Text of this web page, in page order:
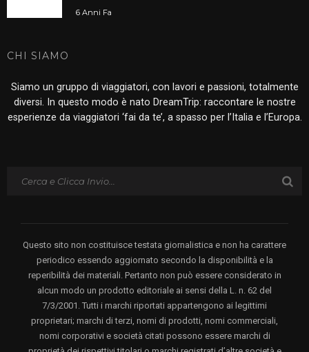
6 Anni Fa
CHI SIAMO
Siamo un gruppo di viaggiatori, con lavori e passioni, totalmente
diversi. In questo modo è nato DreamTrip: raccontare le nostre
esperienze da viaggiatori ‘fai da te’, a spasso per l’Italia e l’Europa.
Questo sito non costituisce testata giornalistica e non ha carattere
periodico essendo aggiornato secondo la disponibilità e la
reperibilità dei materiali. Pertanto non può essere considerato in
alcun modo un prodotto editoriale ai sensi della L. n. 62 del
7/3/2001. Tutti i marchi riportati appartengono ai legittimi
proprietari; marchi di terzi, nomi di prodotti, nomi commerciali,
nomi corporativi e società citati possono essere marchi di